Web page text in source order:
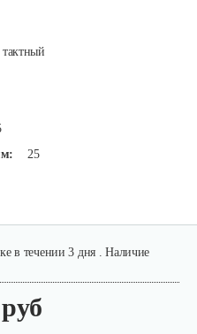
25
в течении 3 дня . Наличие